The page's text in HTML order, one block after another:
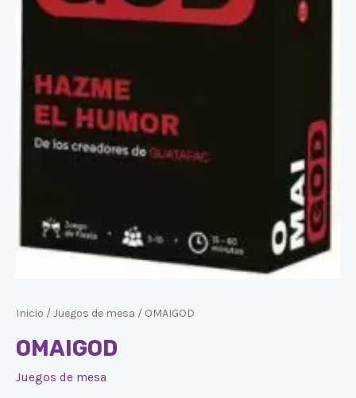
Inicio /Juegos de mesa / OMAIGOD
OMAIGOD
Juegos de mesa